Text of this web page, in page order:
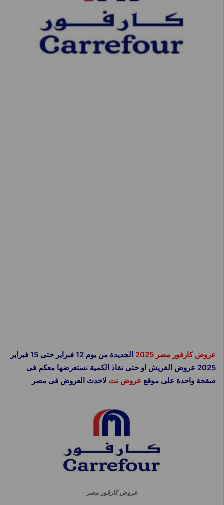
عروض كارفور مصر 2025
الجديدة من يوم 12 فبراير حتى 15 فبراير
2025 عروض الفريش او حتى نفاذ الكمية نستعرضها معكم فى
صفحة واحدة على موقع عروض نت لاحدث العروض فى مصر
عروض كارفور مصر